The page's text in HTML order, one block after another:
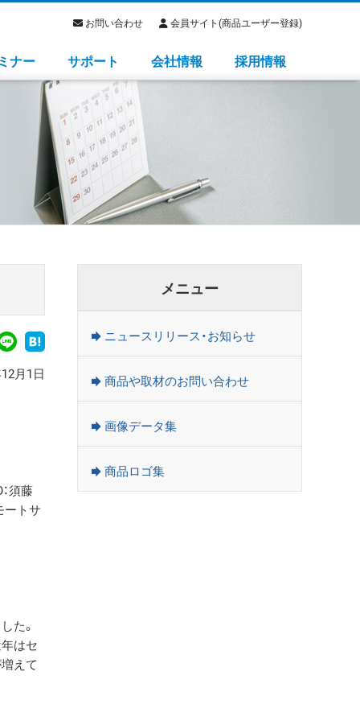
ナー サポート 会社情報 採用情報
お問い合わせ 会員サイト(商品ユーザー登録)
月1日
須藤
ートサ
た。
はセ
えて
メニュー
ニュースリリース・お知らせ
商品や取材のお問い合わせ
画像データ集
商品ロゴ集